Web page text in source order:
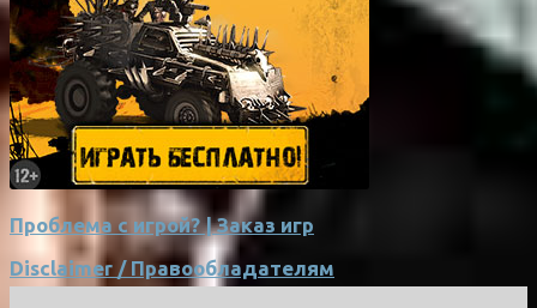
Проблема с игрой? | Заказ игр
Disclaimer / Правообладателям